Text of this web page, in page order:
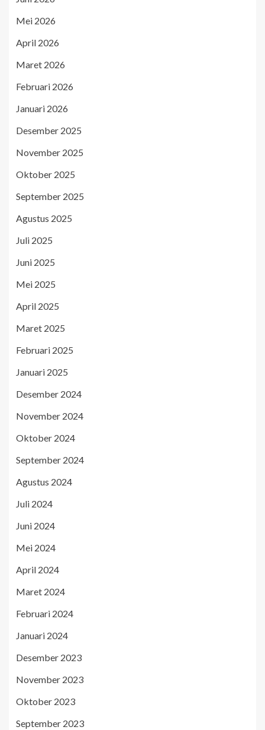
Mei 2026
April 2026
Maret 2026
Februari 2026
Januari 2026
Desember 2025
November 2025
Oktober 2025
September 2025
Agustus 2025
Juli 2025
Juni 2025
Mei 2025
April 2025
Maret 2025
Februari 2025
Januari 2025
Desember 2024
November 2024
Oktober 2024
September 2024
Agustus 2024
Juli 2024
Juni 2024
Mei 2024
April 2024
Maret 2024
Februari 2024
Januari 2024
Desember 2023
November 2023
Oktober 2023
September 2023